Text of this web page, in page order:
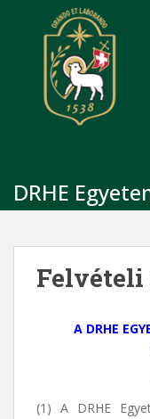
c
DRHE
Felvételi
A DRHE
(1) A DRHE